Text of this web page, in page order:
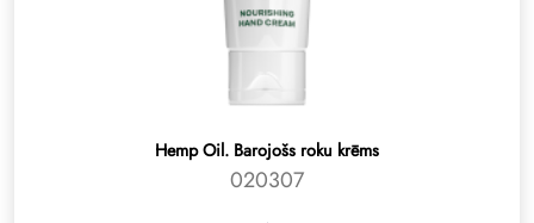
Hemp Oil. Barojošs roku krēms
020307